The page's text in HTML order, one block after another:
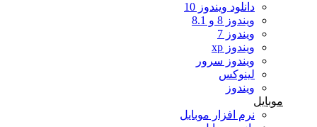
دانلود ویندوز 10
ویندوز 8 و 8.1
ویندوز 7
ویندوز xp
ویندوز سرور
لینوکس
ویندوز
موبایل
نرم افزار موبایل